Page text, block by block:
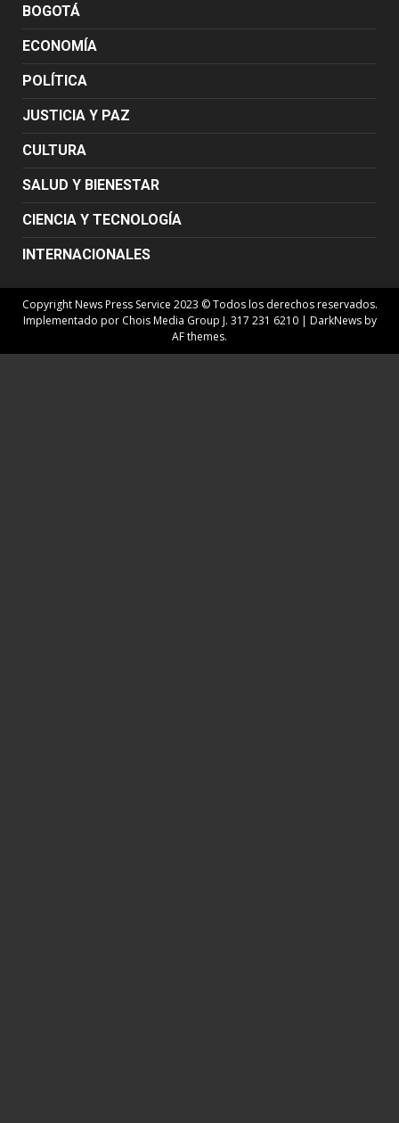
BOGOTÁ
ECONOMÍA
POLÍTICA
JUSTICIA Y PAZ
CULTURA
SALUD Y BIENESTAR
CIENCIA Y TECNOLOGÍA
INTERNACIONALES
Copyright News Press Service 2023 © Todos los derechos reservados.
Implementado por Chois Media Group J. 317 231 6210 | DarkNewsby
AF themes.